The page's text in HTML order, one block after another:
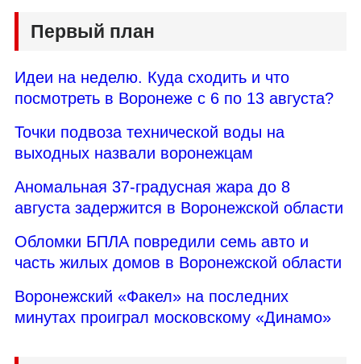
Первый план
Идеи на неделю. Куда сходить и что
посмотреть в Воронеже с 6 по 13 августа?
Точки подвоза технической воды на
выходных назвали воронежцам
Аномальная 37-градусная жара до 8
августа задержится в Воронежской области
Обломки БПЛА повредили семь авто и
часть жилых домов в Воронежской области
Воронежский «Факел» на последних
минутах проиграл московскому «Динамо»